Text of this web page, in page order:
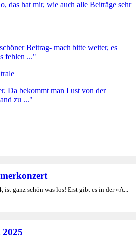
das hat mir, wie auch alle Beiträge sehr
Beitrag- mach bitte weiter, es
fehlen ..."
Da bekommt man Lust von der
zu ..."
ist ganz schön was los! Erst gibt es in der »A...